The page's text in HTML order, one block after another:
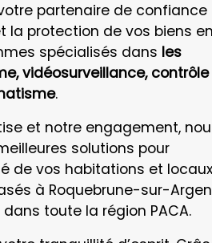
partenaire de confiance
la protection de vos biens en
spécialisés dans les
vidéosurveillance, contrôle
.
et notre engagement,
solutions pour
de vos habitations et locaux
à Roquebrune-sur-
toute la région PACA.